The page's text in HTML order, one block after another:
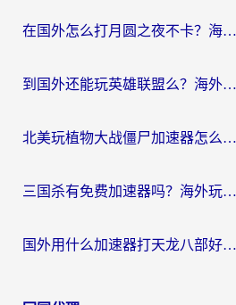
在国外怎么打月圆之夜不卡？海外玩家国服游戏加速终极指南（附巴西英国游戏适配方案）
到国外还能玩英雄联盟么？海外玩家国服游戏畅玩终极指南
北美玩植物大战僵尸加速器怎么选？2026海外党必看的国服游戏加速指南
三国杀有免费加速器吗？海外玩家国服畅玩终极指南（附泰国南非专属解决方案）
国外用什么加速器打天龙八部好？2026海外玩家国服游戏加速全攻略